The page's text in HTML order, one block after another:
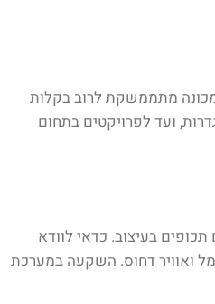
מתממשקת לרוב בקלות
ועד לפרויקטים בתחום
בעיצוב. כדאי לוודא
ואוויר דחוס. השקעה במערכת